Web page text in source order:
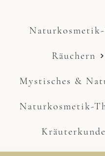
Räuchern
Kräuterkunde